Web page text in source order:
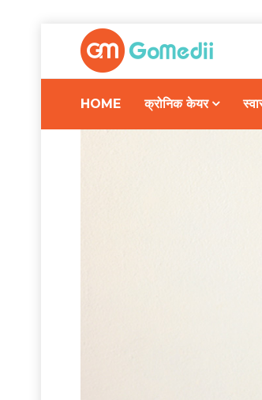
HOME क्रोनिक केयर